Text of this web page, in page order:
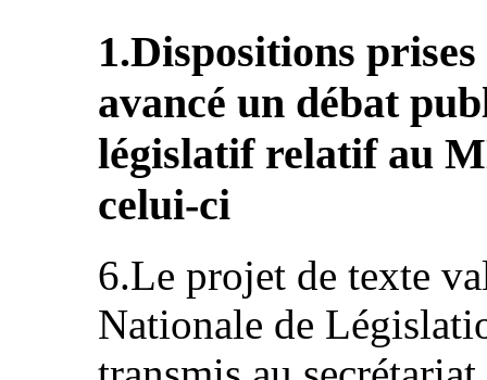
1.Dispositions
avancé un débat
législatif relatif au
celui-ci
6.Le projet de texte
Nationale de